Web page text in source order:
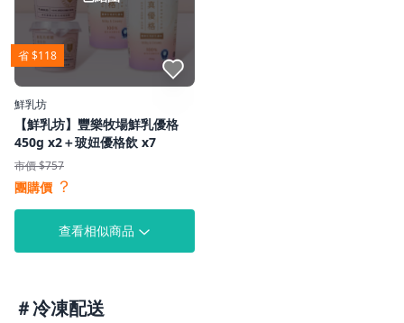
省 $118
點我收藏
鮮乳坊
【鮮乳坊】豐樂牧場鮮乳優格
450g x2＋玻妞優格飲 x7
市價 $757
團購價 ？
查看相似商品
＃冷凍配送